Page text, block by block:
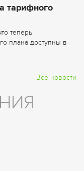
тарифного
теперь
плана доступны в
Все новости